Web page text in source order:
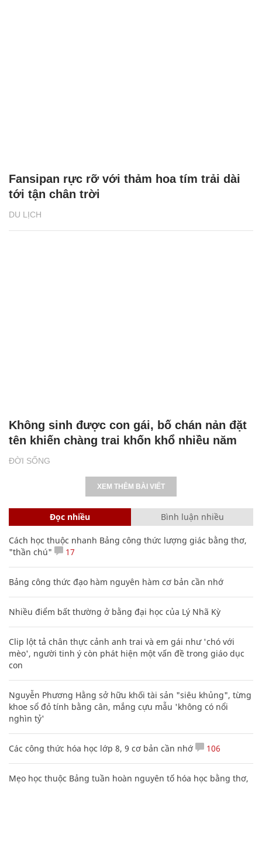
DU LỊCH
Fansipan rực rỡ với thảm hoa tím trải dài
tới tận chân trời
ĐỜI SỐNG
Không sinh được con gái, bố chán nản đặt
tên khiến chàng trai khốn khổ nhiều năm
XEM THÊM BÀI VIẾT
Đọc nhiều Bình luận nhiều
Cách học thuộc nhanh Bảng công thức lượng giác bằng thơ,
"thần chú"
17
Bảng công thức đạo hàm nguyên hàm cơ bản cần nhớ
Nhiều điểm bất thường ở bằng đại học của Lý Nhã Kỳ
Clip lột tả chân thực cảnh anh trai và em gái như 'chó với
mèo', người tinh ý còn phát hiện một vấn đề trong giáo dục
con
Nguyễn Phương Hằng sở hữu khối tài sản "siêu khủng", từng
khoe sổ đỏ tính bằng cân, mắng cựu mẫu 'không có nổi
nghìn tỷ'
Các công thức hóa học lớp 8, 9 cơ bản cần nhớ 106
Mẹo học thuộc Bảng tuần hoàn nguyên tố hóa học bằng thơ,